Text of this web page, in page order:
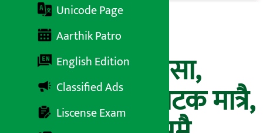
Unicode Page
Aarthik Patro
English Edition
Classified Ads
Liscense Exam
इन्भेष्टमेन्ट बैंककै
कर्मचारीको खुलासा,
‘टाइप मिस्टेक’ नाटक मात्रै,